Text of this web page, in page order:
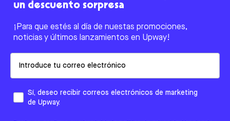
un descuento sorpresa
¡Para que estés al día de nuestas promociones,
noticias y últimos lanzamientos en Upway!
Sí, deseo recibir correos electrónicos de marketing
de Upway.